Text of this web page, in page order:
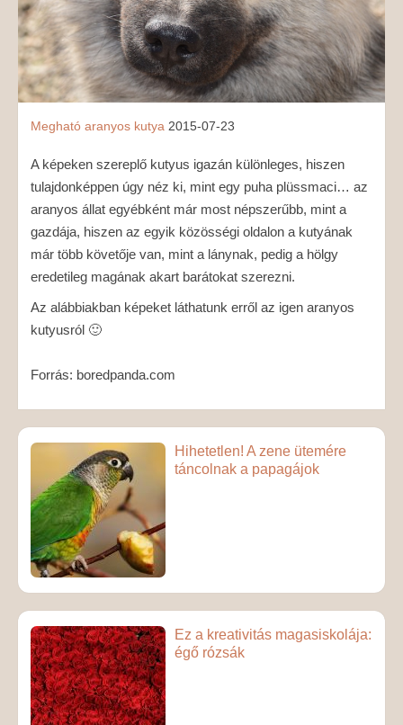
Megható aranyos kutya 2015-07-23
A képeken szereplő kutyus igazán különleges, hiszen
tulajdonképpen úgy néz ki, mint egy puha plüssmaci… az
aranyos állat egyébként már most népszerűbb, mint a
gazdája, hiszen az egyik közösségi oldalon a kutyának
már több követője van, mint a lánynak, pedig a hölgy
eredetileg magának akart barátokat szerezni.
Az alábbiakban képeket láthatunk erről az igen aranyos
kutyusról 🙂
Forrás: boredpanda.com
Hihetetlen! A zene ütemére
táncolnak a papagájok
Ez a kreativitás magasiskolája:
égő rózsák